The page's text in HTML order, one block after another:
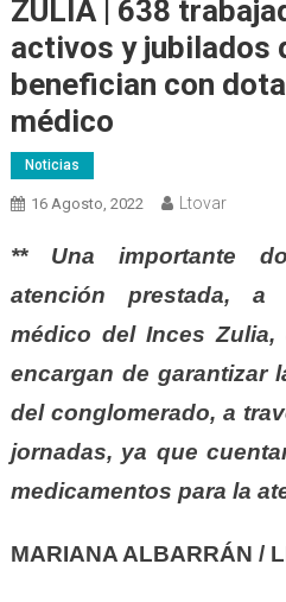
ZULIA | 638
activos y jubilados
benefician con
médico
Noticias
16 Agosto, 2022 Ltovar
** Una importante
atención prestada,
médico del Inces
encargan de garantizar
del conglomerado, a
jornadas, ya que
medicamentos para la
MARIANA ALBARRÁN /